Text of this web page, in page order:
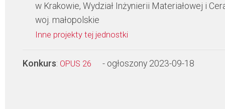
w Krakowie, Wydział Inżynierii Materiałowej i
woj. małopolskie
Inne projekty tej jednostki
Konkurs: OPUS 26 - ogłoszony 2023-09-18